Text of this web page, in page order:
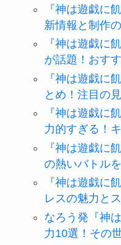
『神は遊戯に
新情報と制作
『神は遊戯に
が話題！おす
『神は遊戯に
とめ！注目の
『神は遊戯に
力的すぎる！
『神は遊戯に
の熱いバトル
『神は遊戯に
レスの魅力と
なろう発『神
力10選！その